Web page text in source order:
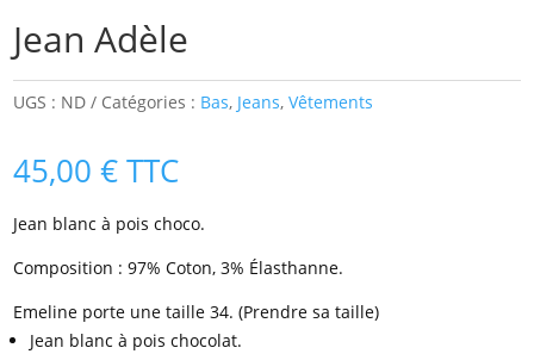
Jean Adèle
UGS : ND Catégories : Bas, Jeans,Vêtements
45,00€ TTC
Jean blanc à pois choco.
Composition : 97% Coton, 3% Élasthanne.
Emeline porte une taille 34. (Prendre sa taille)
Jean blanc à pois chocolat.